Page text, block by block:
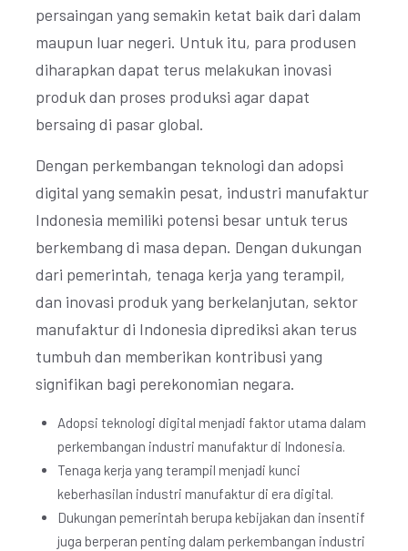
persaingan yang semakin ketat baik dari dalam
maupun luar negeri. Untuk itu, para produsen
diharapkan dapat terus melakukan inovasi
produk dan proses produksi agar dapat
bersaing di pasar global.
Dengan perkembangan teknologi dan adopsi
digital yang semakin pesat, industri manufaktur
Indonesia memiliki potensi besar untuk terus
berkembang di masa depan. Dengan dukungan
dari pemerintah, tenaga kerja yang terampil,
dan inovasi produk yang berkelanjutan, sektor
manufaktur di Indonesia diprediksi akan terus
tumbuh dan memberikan kontribusi yang
signifikan bagi perekonomian negara.
Adopsi teknologi digital menjadi faktor utama dalam
perkembangan industri manufaktur di Indonesia.
Tenaga kerja yang terampil menjadi kunci
keberhasilan industri manufaktur di era digital.
Dukungan pemerintah berupa kebijakan dan insentif
juga berperan penting dalam perkembangan industri